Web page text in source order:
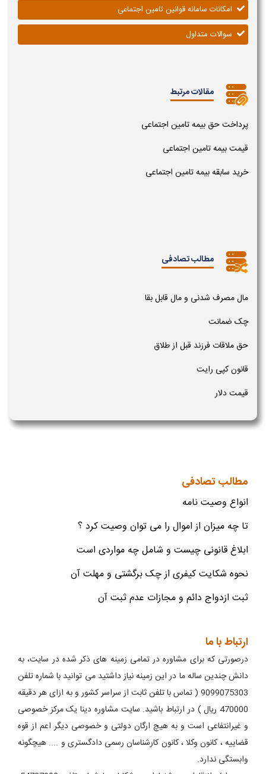
امکانات سامانه قوانین تامین اجتماعی
سوالات متداول
مقالات مرتبط
پرداخت حق بیمه تامین اجتماعی
قیمت بیمه تامین اجتماعی
خرید سابقه بیمه تامین اجتماعی
مطالب تصادفی
مال مصرف شدنی و مال قابل بقا
چک ضمانت
حق ملاقات فرزند قبل از طلاق
قانون کپی رایت
قیمت دلار
مطالب تصادفی
انواع وصیت نامه
تا چه میزان از اموال را می توان وصیت کرد ؟
ابلاغ قانونی چیست و شامل چه مواردی است
نحوه شکایت کیفری از چک برگشتی و مهلت آن
ثبت ازدواج دائم و مجازات عدم ثبت آن
ارتباط با ما
درصورتی که برای مشاوره در تمامی زمینه های ذکر شده در سایت، به
دانش چندین ساله ما در این زمینه نیاز داشتید می توانید با شماره تلفن
9099075303 ( تماس با تلفن ثابت از سراسر کشور و به ازای هر دقیقه
470000 ریال ) در ارتباط باشید. سایت مشاوره دینا یک مرکز خصوصی
و غیرانتفاعی است و به هیچ ارگان دولتی و خصوصی دیگر اعم از قوه
قضاییه ، کانون وکلا ، کانون کارشناسان رسمی دادگستری و .... هیچگونه
وابستگی ندارد.